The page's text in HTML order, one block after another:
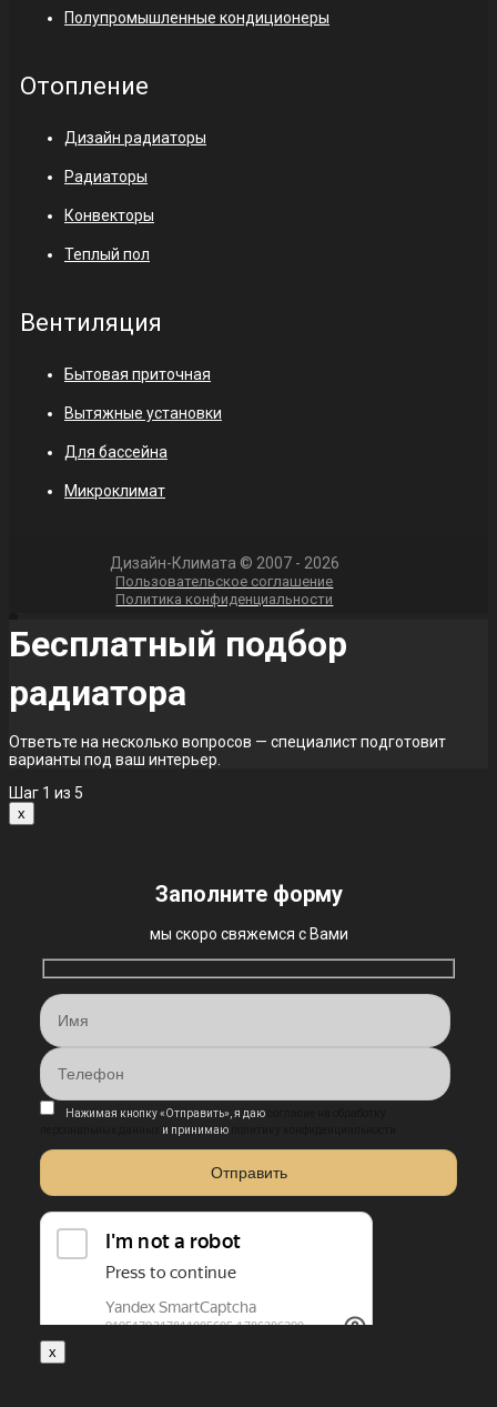
Полупромышленные кондиционеры
Отопление
Дизайн радиаторы
Радиаторы
Конвекторы
Теплый пол
Вентиляция
Бытовая приточная
Вытяжные установки
Для бассейна
Микроклимат
Дизайн-Климата © 2007 - 2026
Пользовательское соглашение
Политика конфиденциальности
Бесплатный подбор
радиатора
Ответьте на несколько вопросов — специалист подготовит
варианты под ваш интерьер.
Шаг 1 из 5
x
Заполните форму
мы скоро свяжемся с Вами
Нажимая кнопку «Отправить», я даю
и принимаю
x